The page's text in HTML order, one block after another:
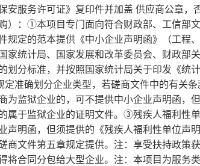
安服务许可证》复印件并加盖 供应商公章
）：①本项目专门面向符合财政部、工信部
规定的范本提供《中小企业声明函》（工程
家统计局、国家发展和改革委员会、财政部
划分标准，并按照国家统计局关于印发《统
定准确划分企业类型，若磋商文件中的有关
为监狱企业的，可不提供中小企业声明函，
属于监狱企业的证明文件。③残疾人福利性
声明函，但须提供的《残疾人福利性单位
商文件第五章规定提供。注：享受扶持政策
将合同分包给大型企业。注：本项目为服务